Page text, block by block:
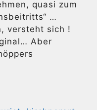
quasi zum
…
versteht sich !
Aber